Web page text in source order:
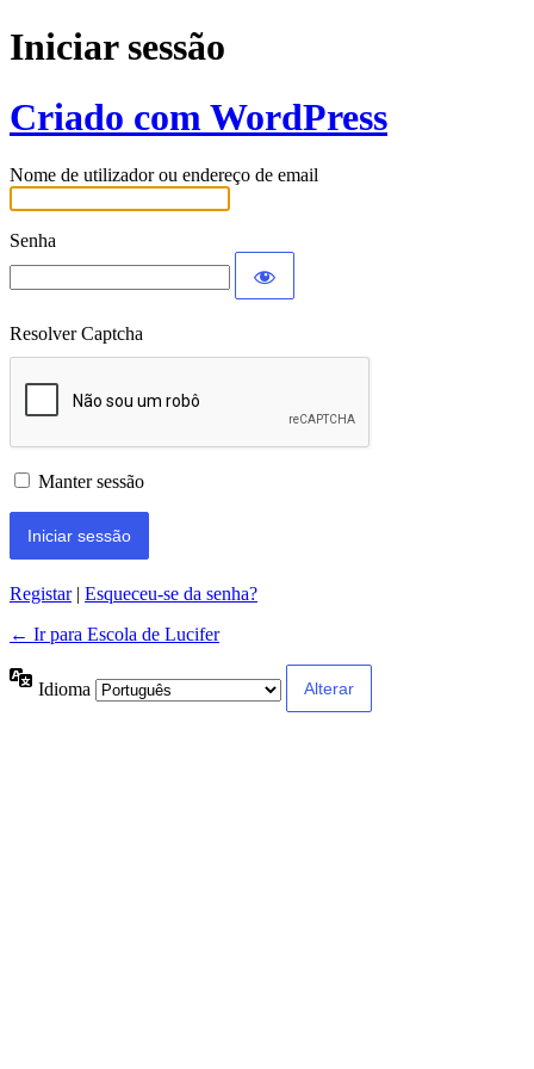
Iniciar sessão
Criado com WordPress
Nome de utilizador ou endereço de email
Senha
Resolver Captcha
Manter sessão
Alternative:
Registar| Esqueceu-se da senha?
← Ir para Escola de Lucifer
Idioma